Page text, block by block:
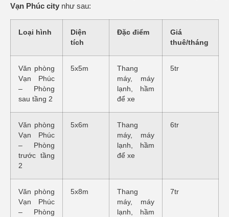
Vạn Phúc city như sau:
Loại hình
Diện
tích
Đặc điểm
Giá
thuê/tháng
Văn phòng
Vạn Phúc
– Phòng
sau tầng 2
5x5m
Thang
máy, máy
lạnh, hầm
để xe
5tr
Văn phòng
Vạn Phúc
– Phòng
trước tầng
2
5x6m
Thang
máy, máy
lạnh, hầm
để xe
6tr
Văn phòng
Vạn Phúc
– Phòng
5x8m
Thang
máy, máy
lạnh, hầm
7tr